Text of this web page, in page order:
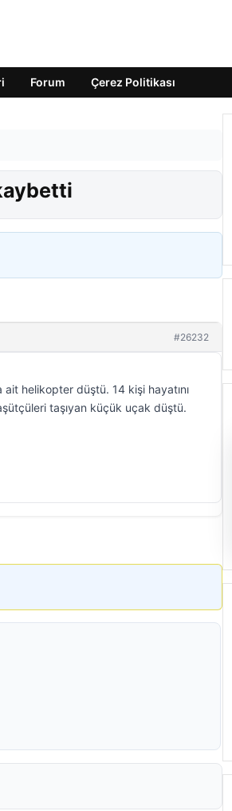
Forum Çerez Politikası
#26232
ait helikopter düştü. 14 kişi hayatını
taşıyan küçük uçak düştü.